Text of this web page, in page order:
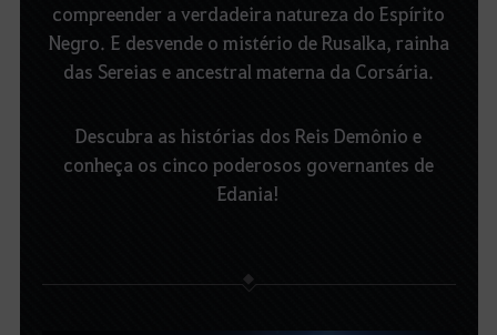
compreender a verdadeira natureza do Espírito
Negro. E desvende o mistério de Rusalka, rainha
das Sereias e ancestral materna da Corsária.
Descubra as histórias dos Reis Demônio e
conheça os cinco poderosos governantes de
Edania!